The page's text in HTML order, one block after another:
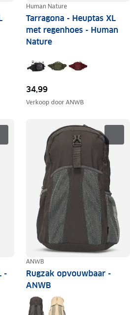
Human Nature
Tarragona - Heuptas XL
met regenhoes - Human
Nature
34,99
Verkoop doorANWB
-
ANWB
Rugzak opvouwbaar -
ANWB